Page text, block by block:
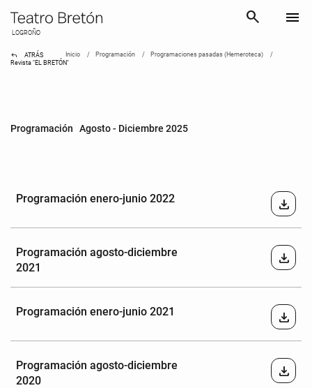
LOGROÑO
search menu
reply ATRÁS Inicio Programación
Programaciones pasadas (Hemeroteca)
Revista "EL BRETÓN"
Programación Agosto - Diciembre 2025
Programación enero-junio 2022 download
Programación agosto-diciembre
2021
download
Programación enero-junio 2021 download
Programación agosto-diciembre
2020
download